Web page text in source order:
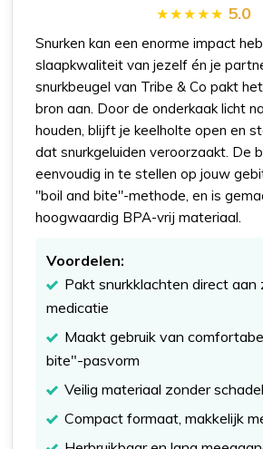
5.0
Snurken kan een enorme impact
slaapkwaliteit van jezelf én je
snurkbeugel van Tribe & Co pakt
bron aan. Door de onderkaak licht
houden, blijft je keelholte open en
dat snurkgeluiden veroorzaakt. De
eenvoudig in te stellen op jouw
"boil and bite"-methode, en is
hoogwaardig BPA-vrij materiaal.
Voordelen:
Pakt snurkklachten direct aan
medicatie
Maakt gebruik van
bite"-pasvorm
Veilig materiaal zonder
Compact formaat, makkelijk